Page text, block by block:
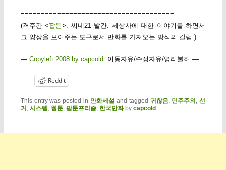
======================================
(격주간 <팝툰>. 씨네21 발간. 세상사에 대한 이야기를 하면서
그 양상을 보여주는 도구로서 만화를 가져오는 방식의 칼럼.)
— Copyleft 2008 by capcold . 이동자유/수정자유/영리불허 —
Reddit
This entry was posted in 만화세설 and tagged 귀찮음, 민주주의 ,선
거 , 시스템 , 웹툰, 팝툰프리즘, 한국만화by capcold .